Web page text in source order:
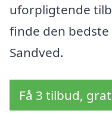
uforpligtende
finde den
Sandved.
Få 3 tilbud,